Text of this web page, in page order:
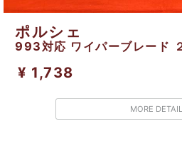
ポルシェ
993対応 ワイパーブレード
¥ 1,738
MORE